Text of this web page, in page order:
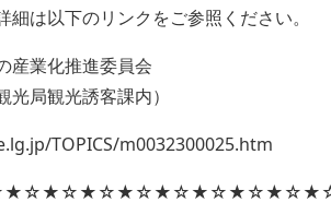
細は以下のリンクをご参照ください。
産業化推進委員会
光局観光誘客課内）
TOPICS/m0032300025.htm